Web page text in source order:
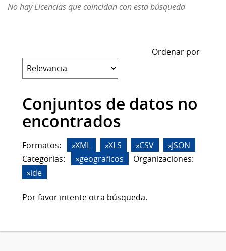
No hay Licencias que coincidan con esta búsqueda
Ordenar por
Conjuntos de datos no
encontrados
Formatos: XML XLS CSV
JSON
Categorias:
geograficos
Organizaciones:
ide
Por favor intente otra búsqueda.